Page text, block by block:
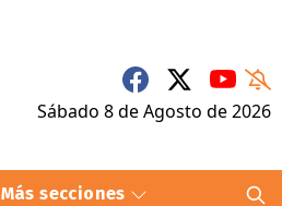
Sábado 8deAgosto de 2026
Más secciones